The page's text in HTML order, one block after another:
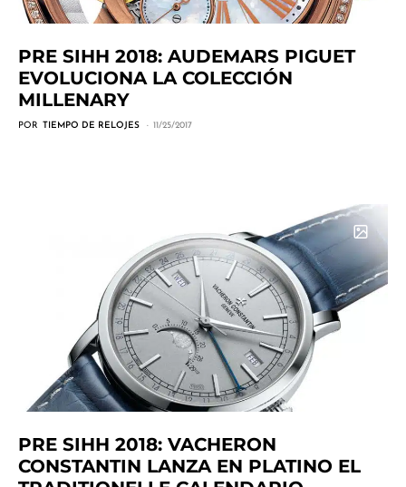
PRE SIHH 2018: AUDEMARS PIGUET
EVOLUCIONA LA COLECCIÓN
MILLENARY
POR TIEMPO DE RELOJES 11/25/2017
PRE SIHH 2018: VACHERON
CONSTANTIN LANZA EN PLATINO EL